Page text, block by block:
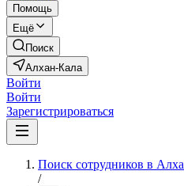
Помощь
Ещё
Поиск
Алхан-Кала
Войти
Войти
Зарегистрироваться
Поиск сотрудников в
/